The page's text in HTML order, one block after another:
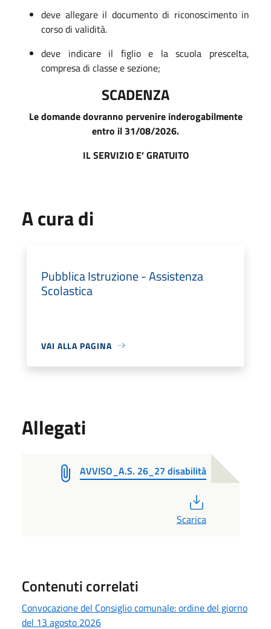
deve allegare il documento di riconoscimento in
corso di validità.
deve indicare il figlio e la scuola prescelta,
compresa di classe e sezione;
SCADENZA
Le domande dovranno pervenire inderogabilmente
entro il 31/08/2026.
IL SERVIZIO E’ GRATUITO
A cura di
Pubblica Istruzione - Assistenza
Scolastica
VAI ALLA PAGINA
Allegati
AVVISO_A.S. 26_27 disabilità
Scarica
Contenuti correlati
Convocazione del Consiglio comunale: ordine del giorno
del 13 agosto 2026